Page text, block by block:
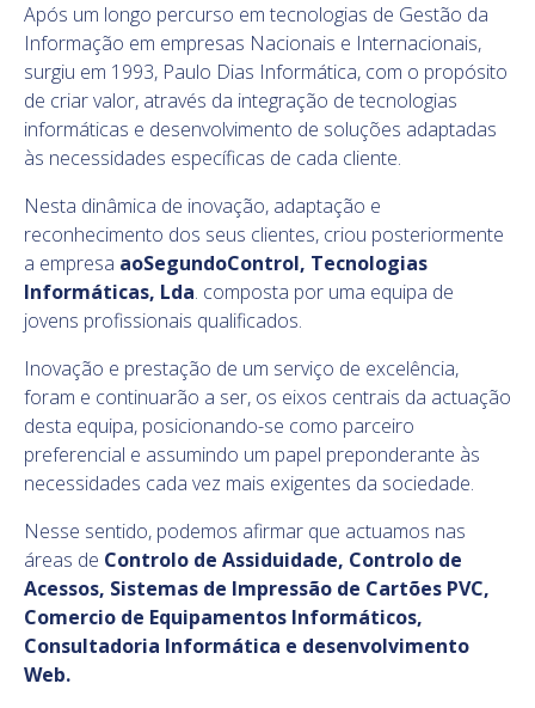
Após um longo percurso em tecnologias de Gestão da
Informação em empresas Nacionais e Internacionais,
surgiu em 1993, Paulo Dias Informática, com o propósito
de criar valor, através da integração de tecnologias
informáticas e desenvolvimento de soluções adaptadas
às necessidades específicas de cada cliente.
Nesta dinâmica de inovação, adaptação e
reconhecimento dos seus clientes, criou posteriormente
a empresa aoSegundoControl, Tecnologias
Informáticas, Lda. composta por uma equipa de
jovens profissionais qualificados.
Inovação e prestação de um serviço de excelência,
foram e continuarão a ser, os eixos centrais da actuação
desta equipa, posicionando-se como parceiro
preferencial e assumindo um papel preponderante às
necessidades cada vez mais exigentes da sociedade.
Nesse sentido, podemos afirmar que actuamos nas
áreas de Controlo de Assiduidade, Controlo de
Acessos, Sistemas de Impressão de Cartões PVC,
Comercio de Equipamentos Informáticos,
Consultadoria Informática e desenvolvimento
Web.